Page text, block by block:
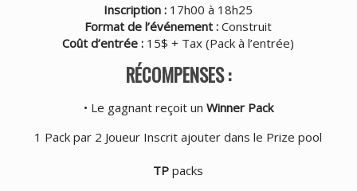
Inscription : 17h00 à 18h25
Format de l’événement : Construit
Coût d’entrée : 15$ + Tax (Pack à l’entrée)
RÉCOMPENSES :
• Le gagnant reçoit un Winner Pack
1 Pack par 2 Joueur Inscrit ajouter dans le Prize pool
TP packs